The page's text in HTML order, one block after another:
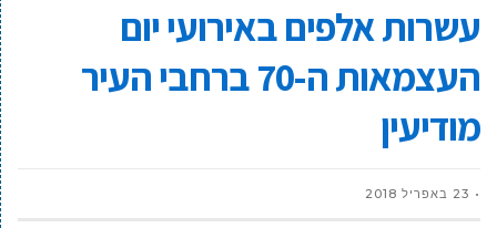
עשרות אלפים באירועי יום
העצמאות ה-70 ברחבי העיר
מודיעין
23 באפריל 2018